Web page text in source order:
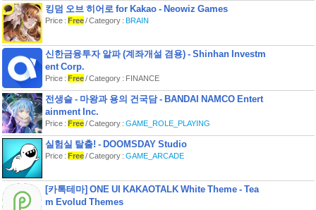
한이 필요합니다.
Instagram:
킹덤 오브 히어로 for Kakao - Neowiz Games
Price : Free/ Category : BRAIN
신한금융투자 알파 (계좌개설 겸용) - Shinhan Investm
ent Corp.
Price : Free/ Category : FINANCE
전생슬 - 마왕과 용의 건국담 - BANDAI NAMCO Entert
ainment Inc.
Price : Free/ Category : GAME_ROLE_PLAYING
실험실 탈출! - DOOMSDAY Studio
Price : Free/ Category : GAME_ARCADE
[카톡테마] ONE UI KAKAOTALK White Theme - Tea
m Evolud Themes